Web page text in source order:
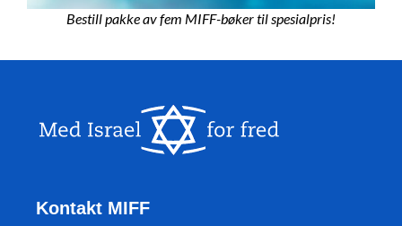
Bestill pakke av fem MIFF-bøker til spesialpris!
Kontakt MIFF